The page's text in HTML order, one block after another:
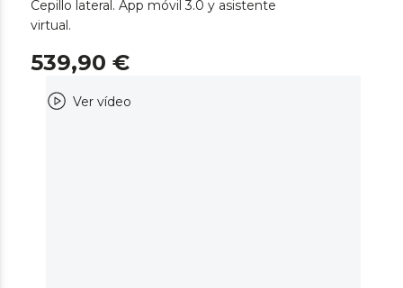
Cepillo lateral. App móvil 3.0 y asistente
virtual.
539,90 €
Ver vídeo